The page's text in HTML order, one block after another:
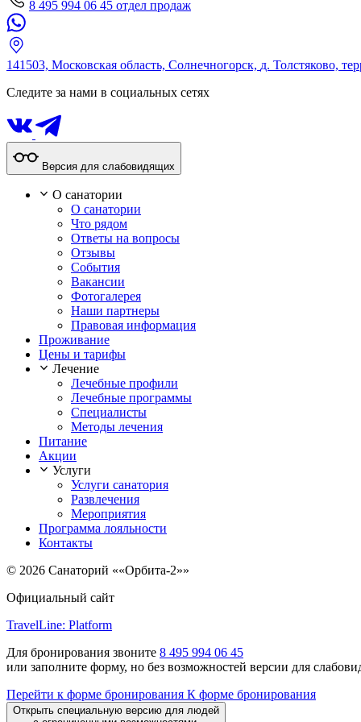
8 495 994 06 45 отдел продаж
141503, Московская область, Солнечногорск, д. Толстяково,
Следите за нами в социальных сетях
Версия для слабовидящих
О санатории
О санатории
Что рядом
Ответы на вопросы
Отзывы
События
Вакансии
Фотогалерея
Наши партнеры
Правовая информация
Проживание
Цены и тарифы
Лечение
Лечебные профили
Лечебные программы
Специалисты
Методы лечения
Питание
Акции
Услуги
Услуги санатория
Развлечения
Мероприятия
Программа лояльности
Контакты
© 2026 Санаторий ««Орбита-2»»
Официальный сайт
TravelLine: Platform
Для бронирования звоните 8 495 994 06 45
или заполните форму, но без возможностей версии для
Перейти к форме бронирования К форме бронирования
Открыть специальную версию для людей